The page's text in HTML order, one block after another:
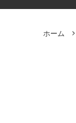
ホーム